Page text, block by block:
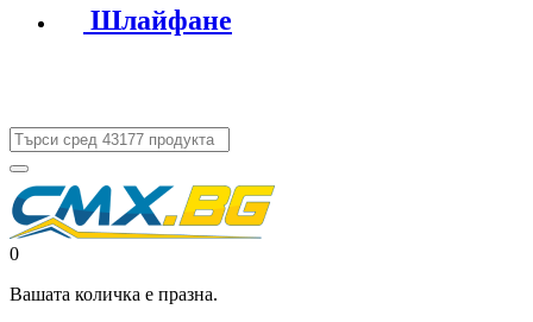
Шлайфане
0
Вашата количка е празна.